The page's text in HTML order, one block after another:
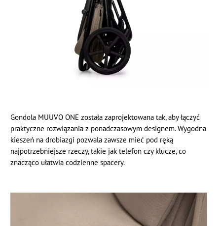
Gondola MUUVO ONE została zaprojektowana tak, aby łączyć
praktyczne rozwiązania z ponadczasowym designem. Wygodna
kieszeń na drobiazgi pozwala zawsze mieć pod ręką
najpotrzebniejsze rzeczy, takie jak telefon czy klucze, co
znacząco ułatwia codzienne spacery.